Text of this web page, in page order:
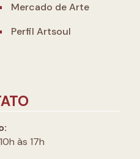
Mercado de Arte
Perfil Artsoul
às 17h